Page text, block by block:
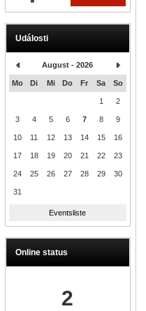
Události
August - 2026
Mo Di Mi Do Fr Sa So
1 2
3 4 5 6 7 8 9
10 11 12 13 14 15 16
17 18 19 20 21 22 23
24 25 26 27 28 29 30
31
Eventsliste
Online status
2